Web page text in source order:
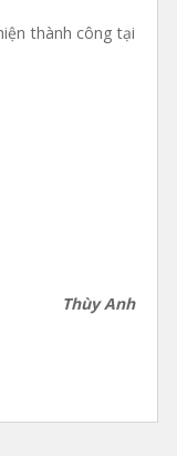
thành công tại
Thùy Anh